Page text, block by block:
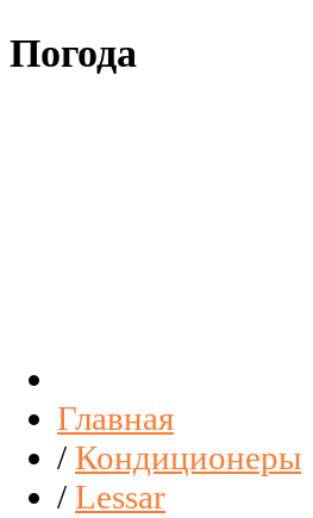
Погода
Главная
/ Кондиционеры
/ Lessar